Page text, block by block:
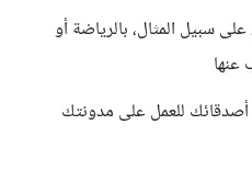
سبيل المثال، بالرياضة أو
عنها
للعمل على مدونتك